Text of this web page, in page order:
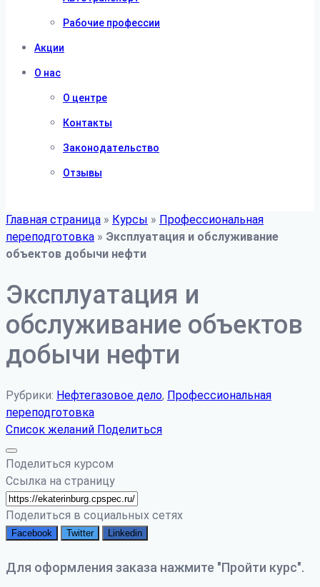
Рабочие профессии
Акции
О нас
О центре
Контакты
Законодательство
Отзывы
Главная страница » Курсы » Профессиональная
переподготовка » Эксплуатация и обслуживание
объектов добычи нефти
Эксплуатация и
обслуживание объектов
добычи нефти
Рубрики: Нефтегазовое дело, Профессиональная
переподготовка
Список желаний Поделиться
Поделиться курсом
Ссылка на страницу
Поделиться в социальных сетях
Facebook Twitter Linkedin
Для оформления заказа нажмите "Пройти курс".